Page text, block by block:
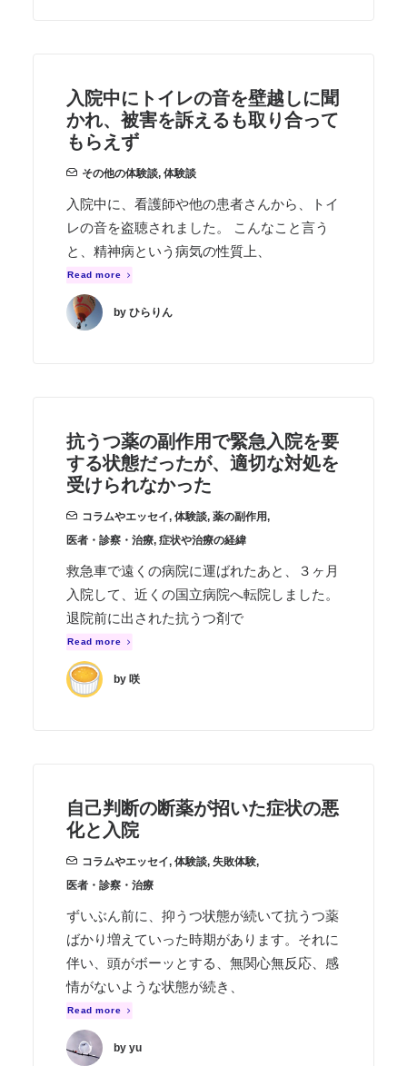
入院中にトイレの音を壁越しに聞
かれ、被害を訴えるも取り合って
もらえず
その他の体験談, 体験談
入院中に、看護師や他の患者さんから、トイ
レの音を盗聴されました。 こんなこと言う
と、精神病という病気の性質上、
Read more
by ひらりん
抗うつ薬の副作用で緊急入院を要
する状態だったが、適切な対処を
受けられなかった
コラムやエッセイ, 体験談, 薬の副作用,
医者・診察・治療, 症状や治療の経緯
救急車で遠くの病院に運ばれたあと、３ヶ月
入院して、近くの国立病院へ転院しました。
退院前に出された抗うつ剤で
Read more
by 咲
自己判断の断薬が招いた症状の悪
化と入院
コラムやエッセイ, 体験談, 失敗体験,
医者・診察・治療
ずいぶん前に、抑うつ状態が続いて抗うつ薬
ばかり増えていった時期があります。それに
伴い、頭がボーッとする、無関心無反応、感
情がないような状態が続き、
Read more
by yu